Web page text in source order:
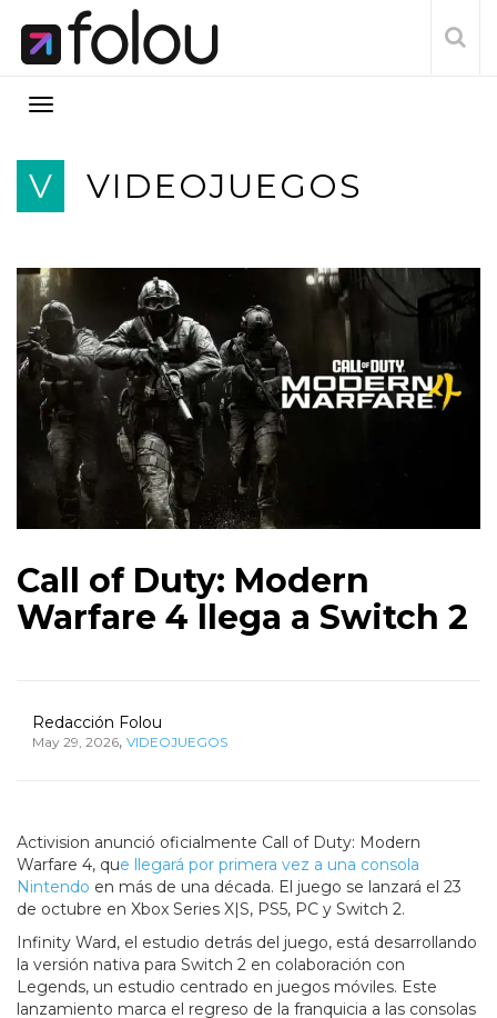
V VIDEOJUEGOS
Call of Duty: Modern
Warfare 4 llega a Switch 2
Redacción Folou
May 29, 2026, VIDEOJUEGOS
Activision anunció oficialmente Call of Duty: Modern
Warfare 4, que llegará por primera vez a una consola
Nintendo en más de una década. El juego se lanzará el 23
de octubre en Xbox Series X|S, PS5, PC y Switch 2.
Infinity Ward, el estudio detrás del juego, está desarrollando
la versión nativa para Switch 2 en colaboración con
Legends, un estudio centrado en juegos móviles. Este
lanzamiento marca el regreso de la franquicia a las consolas